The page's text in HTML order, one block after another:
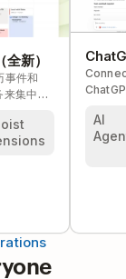
新）
事件和
集中计
AI